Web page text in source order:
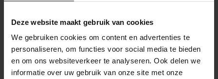
Deze website maakt gebruik van cookies
We gebruiken cookies om content en advertenties te
personaliseren, om functies voor social media te bieden
en om ons websiteverkeer te analyseren. Ook delen we
informatie over uw gebruik van onze site met onze